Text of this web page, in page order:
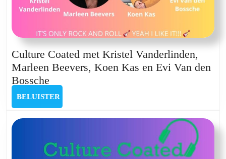
Culture Coated met Kristel Vanderlinden,
Marleen Beevers, Koen Kas en Evi Van den
Bossche
Coated
met
Kristel
Marleen
BELUISTER